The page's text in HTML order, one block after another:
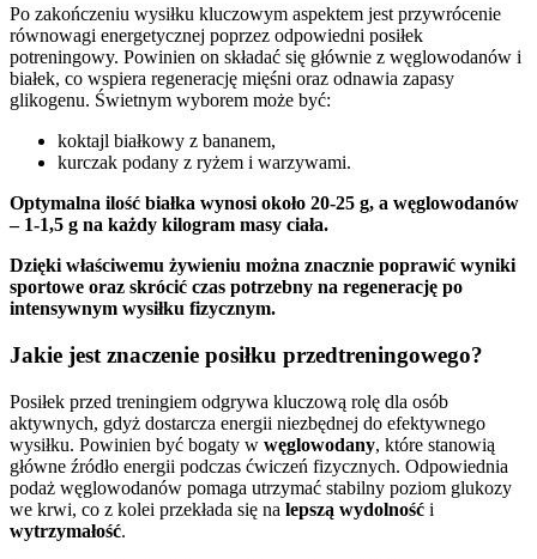
Po zakończeniu wysiłku kluczowym aspektem jest przywrócenie
równowagi energetycznej poprzez odpowiedni posiłek
potreningowy. Powinien on składać się głównie z węglowodanów i
białek, co wspiera regenerację mięśni oraz odnawia zapasy
glikogenu. Świetnym wyborem może być:
koktajl białkowy z bananem,
kurczak podany z ryżem i warzywami.
Optymalna ilość białka wynosi około 20-25 g, a węglowodanów
– 1-1,5 g na każdy kilogram masy ciała.
Dzięki właściwemu żywieniu można znacznie poprawić wyniki
sportowe oraz skrócić czas potrzebny na regenerację po
intensywnym wysiłku fizycznym.
Jakie jest znaczenie posiłku przedtreningowego?
Posiłek przed treningiem odgrywa kluczową rolę dla osób
aktywnych, gdyż dostarcza energii niezbędnej do efektywnego
wysiłku. Powinien być bogaty w węglowodany, które stanowią
główne źródło energii podczas ćwiczeń fizycznych. Odpowiednia
podaż węglowodanów pomaga utrzymać stabilny poziom glukozy
we krwi, co z kolei przekłada się na lepszą wydolność i
wytrzymałość.